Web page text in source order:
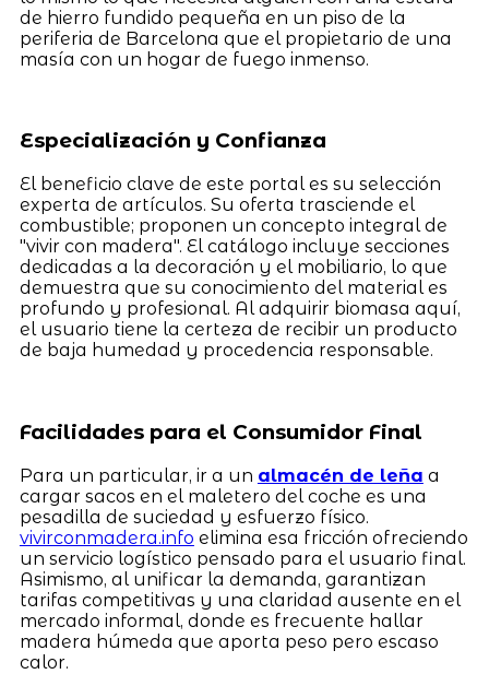
de hierro fundido pequeña en un piso de la
periferia de Barcelona que el propietario de una
masía con un hogar de fuego inmenso.
Especialización y Confianza
El beneficio clave de este portal es su selección
experta de artículos. Su oferta trasciende el
combustible; proponen un concepto integral de
"vivir con madera". El catálogo incluye secciones
dedicadas a la decoración y el mobiliario, lo que
demuestra que su conocimiento del material es
profundo y profesional. Al adquirir biomasa aquí,
el usuario tiene la certeza de recibir un producto
de baja humedad y procedencia responsable.
Facilidades para el Consumidor Final
Para un particular, ir a un almacén de leña a
cargar sacos en el maletero del coche es una
pesadilla de suciedad y esfuerzo físico.
vivirconmadera.info elimina esa fricción ofreciendo
un servicio logístico pensado para el usuario final.
Asimismo, al unificar la demanda, garantizan
tarifas competitivas y una claridad ausente en el
mercado informal, donde es frecuente hallar
madera húmeda que aporta peso pero escaso
calor.